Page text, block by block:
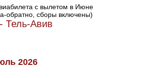
с вылетом в Июне
обратно, сборы включены)
Тель-Авив
2026